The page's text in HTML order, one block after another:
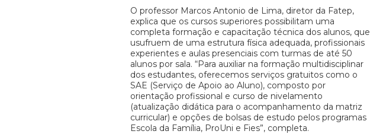
O professor Marcos Antonio de Lima, diretor da Fatep,
explica que os cursos superiores possibilitam uma
completa formação e capacitação técnica dos alunos, que
usufruem de uma estrutura física adequada, profissionais
experientes e aulas presenciais com turmas de até 50
alunos por sala. “Para auxiliar na formação multidisciplinar
dos estudantes, oferecemos serviços gratuitos como o
SAE (Serviço de Apoio ao Aluno), composto por
orientação profissional e curso de nivelamento
(atualização didática para o acompanhamento da matriz
curricular) e opções de bolsas de estudo pelos programas
Escola da Família, ProUni e Fies”, completa.